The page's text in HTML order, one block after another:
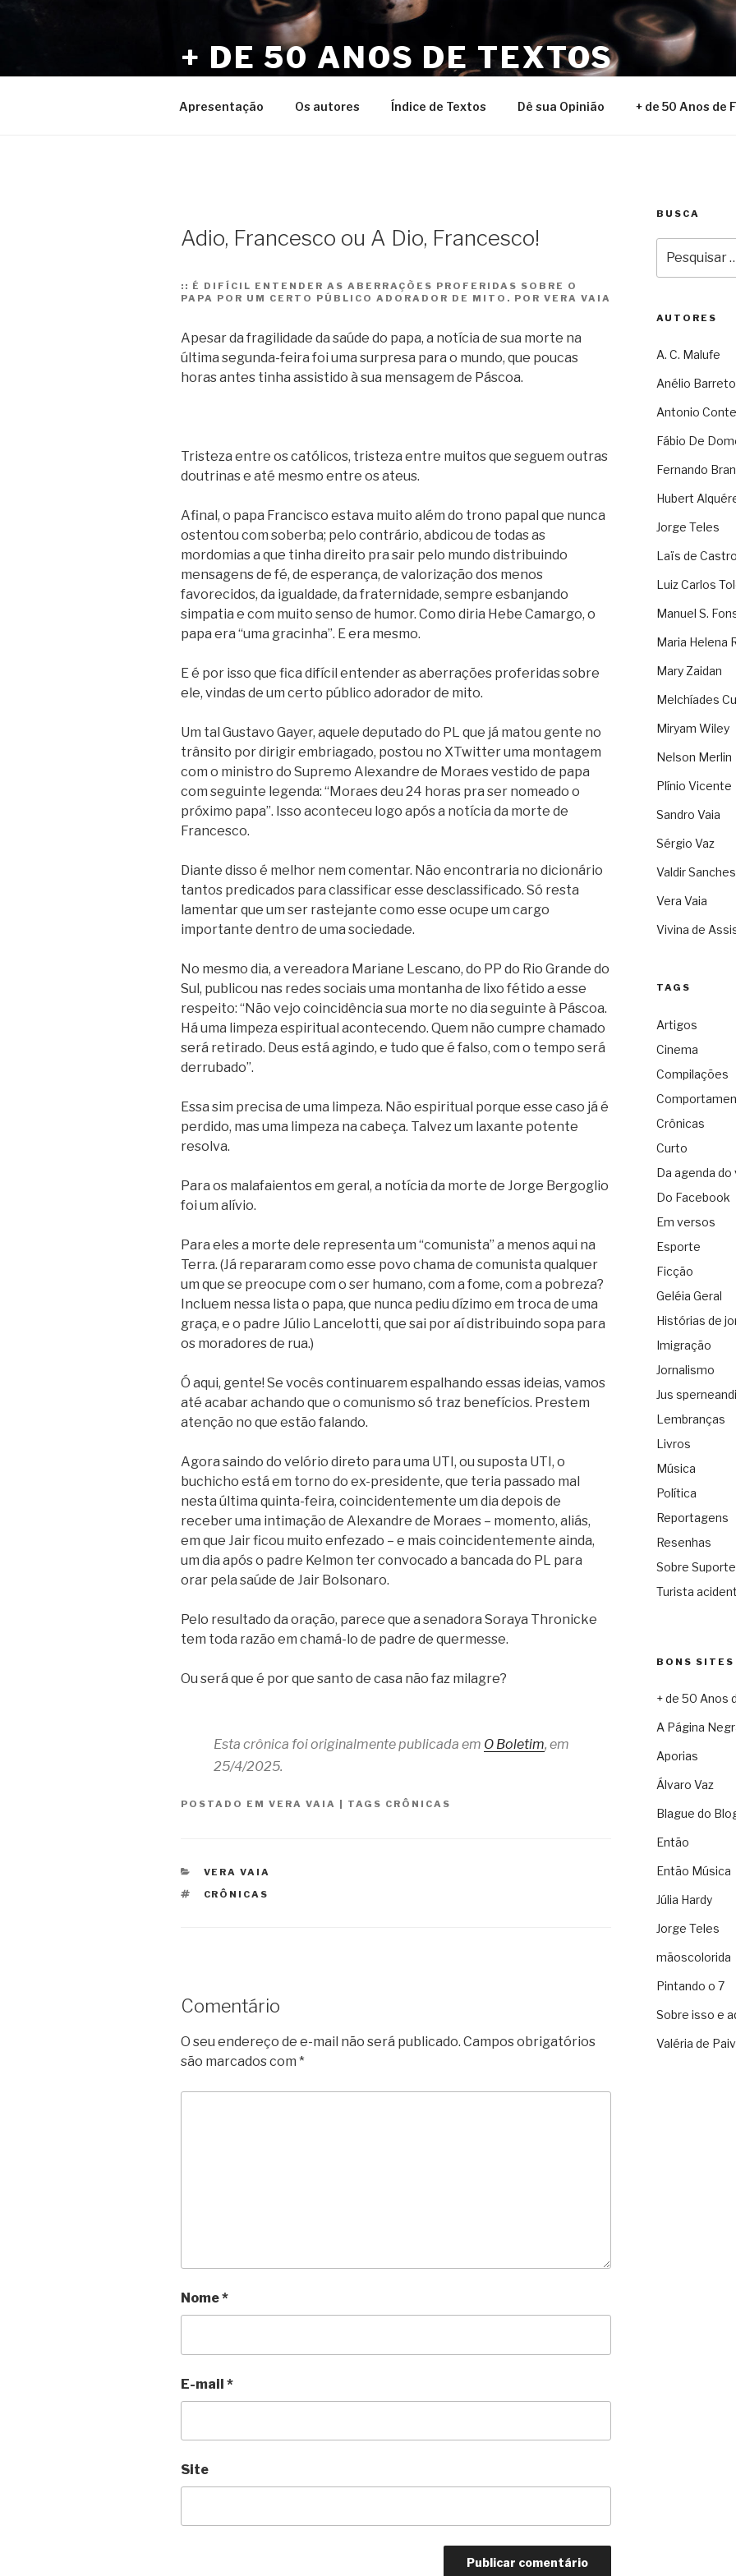
Pular
+ DE 50 ANOS DE TEXTOS
Apresentação Os autores Índice de Textos Dê sua Opinião + de 50 Anos de
Adio, Francesco ou A Dio, Francesco!
:: É DIFÍCIL ENTENDER AS ABERRAÇÕES PROFERIDAS SOBRE O
PAPA POR UM CERTO PÚBLICO ADORADOR DE MITO. POR VERA VAIA
Apesar da fragilidade da saúde do papa, a notícia de sua morte na
última segunda-feira foi uma surpresa para o mundo, que poucas
horas antes tinha assistido à sua mensagem de Páscoa.
Tristeza entre os católicos, tristeza entre muitos que seguem outras
doutrinas e até mesmo entre os ateus.
Afinal, o papa Francisco estava muito além do trono papal que nunca
ostentou com soberba; pelo contrário, abdicou de todas as
mordomias a que tinha direito pra sair pelo mundo distribuindo
mensagens de fé, de esperança, de valorização dos menos
favorecidos, da igualdade, da fraternidade, sempre esbanjando
simpatia e com muito senso de humor. Como diria Hebe Camargo, o
papa era “uma gracinha”. E era mesmo.
E é por isso que fica difícil entender as aberrações proferidas sobre
ele, vindas de um certo público adorador de mito.
Um tal Gustavo Gayer, aquele deputado do PL que já matou gente no
trânsito por dirigir embriagado, postou no XTwitter uma montagem
com o ministro do Supremo Alexandre de Moraes vestido de papa
com seguinte legenda: “Moraes deu 24 horas pra ser nomeado o
próximo papa”. Isso aconteceu logo após a notícia da morte de
Francesco.
Diante disso é melhor nem comentar. Não encontraria no dicionário
tantos predicados para classificar esse desclassificado. Só resta
lamentar que um ser rastejante como esse ocupe um cargo
importante dentro de uma sociedade.
No mesmo dia, a vereadora Mariane Lescano, do PP do Rio Grande do
Sul, publicou nas redes sociais uma montanha de lixo fétido a esse
respeito: “Não vejo coincidência sua morte no dia seguinte à Páscoa.
Há uma limpeza espiritual acontecendo. Quem não cumpre chamado
será retirado. Deus está agindo, e tudo que é falso, com o tempo será
derrubado”.
Essa sim precisa de uma limpeza. Não espiritual porque esse caso já é
perdido, mas uma limpeza na cabeça. Talvez um laxante potente
resolva.
Para os malafaientos em geral, a notícia da morte de Jorge Bergoglio
foi um alívio.
Para eles a morte dele representa um “comunista” a menos aqui na
Terra. (Já repararam como esse povo chama de comunista qualquer
um que se preocupe com o ser humano, com a fome, com a pobreza?
Incluem nessa lista o papa, que nunca pediu dízimo em troca de uma
graça, e o padre Júlio Lancelotti, que sai por aí distribuindo sopa para
os moradores de rua.)
Ó aqui, gente! Se vocês continuarem espalhando essas ideias, vamos
até acabar achando que o comunismo só traz benefícios. Prestem
atenção no que estão falando.
Agora saindo do velório direto para uma UTI, ou suposta UTI, o
buchicho está em torno do ex-presidente, que teria passado mal
nesta última quinta-feira, coincidentemente um dia depois de
receber uma intimação de Alexandre de Moraes – momento, aliás,
em que Jair ficou muito enfezado – e mais coincidentemente ainda,
um dia após o padre Kelmon ter convocado a bancada do PL para
orar pela saúde de Jair Bolsonaro.
Pelo resultado da oração, parece que a senadora Soraya Thronicke
tem toda razão em chamá-lo de padre de quermesse.
Ou será que é por que santo de casa não faz milagre?
Esta crônica foi originalmente publicada em O Boletim, em
25/4/2025.
POSTADO EM VERA VAIA | TAGS CRÔNICAS
CATEGORIAS
VERA VAIA
TAGS
CRÔNICAS
Comentário
O seu endereço de e-mail não será publicado. Campos obrigatórios
são marcados com *
Nome*
E-mail *
Site
BUSCA
por:
AUTORES
A. C. Malufe
Anélio Barreto
Antonio
Fábio De
Fernando
Hubert
Jorge Teles
Laïs de Castro
Luiz Carlos
Manuel S.
Maria Helena
Mary Zaidan
Melchíades
Miryam Wiley
Nelson Merlin
Plínio Vicente
Sandro Vaia
Sérgio Vaz
Valdir Sanches
Vera Vaia
Vivina de
TAGS
Artigos
Cinema
Compilações
Crônicas
Curto
Da agenda do
Do Facebook
Em versos
Esporte
Ficção
Geléia Geral
Histórias de
Imigração
Jornalismo
Jus sperneandi
Lembranças
Livros
Música
Política
Reportagens
Resenhas
Sobre
Turista
BONS SITES
+ de 50 Anos
A Página
Aporias
Álvaro Vaz
Blague do
Então
Então Música
Júlia Hardy
Jorge Teles
mãoscolorida
Pintando o 7
Sobre isso e
Valéria de